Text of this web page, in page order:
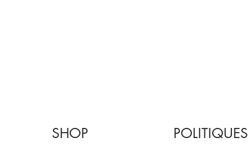
SHOP POLITIQUES